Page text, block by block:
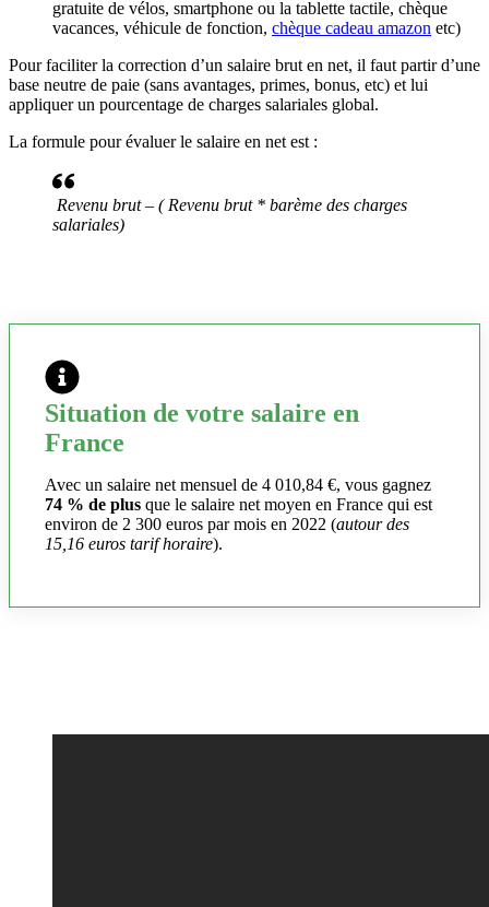
gratuite de vélos, smartphone ou la tablette tactile, chèque
vacances, véhicule de fonction, chèque cadeau amazon etc)
Pour faciliter la correction d’un salaire brut en net, il faut partir d’une
base neutre de paie (sans avantages, primes, bonus, etc) et lui
appliquer un pourcentage de charges salariales global.
La formule pour évaluer le salaire en net est :
Revenu brut – ( Revenu brut * barème des charges
salariales)
Situation de votre salaire en
France
Avec un salaire net mensuel de 4 010,84 €, vous gagnez
74 % de plus que le salaire net moyen en France qui est
environ de 2 300 euros par mois en 2022 (autour des
15,16 euros tarif horaire).